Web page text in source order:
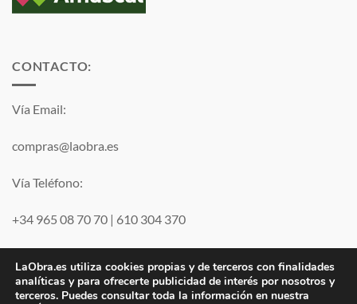
CONTACTO:
Vía Email:
compras@laobra.es
Vía Teléfono:
+34 965 08 70 70 | 610 304 370
LaObra.es utiliza cookies propias y de terceros con finalidades
analíticas y para ofrecerte publicidad de interés por nosotros y
terceros. Puedes consultar toda la información en nuestra